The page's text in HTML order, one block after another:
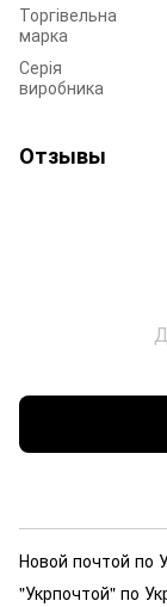
Торгівельна
марка
Серія
виробника
Отзывы
Новой почтой по
"Укрпочтой" по